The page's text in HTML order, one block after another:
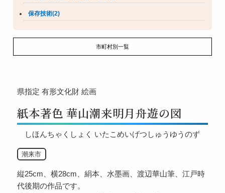
保存技術(2)
市町村別一覧
県指定 有形文化財 絵画
紙本著色 華山潮来明月舟遊の図
しほんちゃくしょく いたこめいげつしゅうゆうのず
潮来市
縦25cm、横28cm、絹本、水墨画、渡辺華山筆、江戸時
代後期の作品です。